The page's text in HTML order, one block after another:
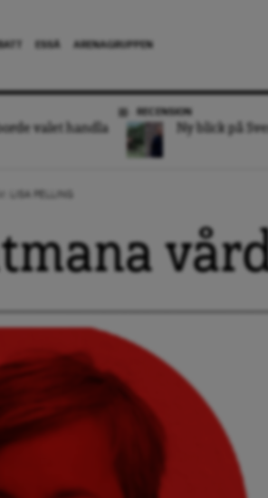
ESSÄ ARENAGRUPPEN
valet handla
RECENSION
Ny blick på